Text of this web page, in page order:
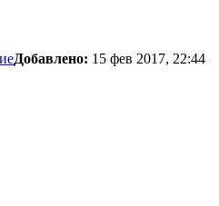
Добавлено: 15 фев 2017, 22:44